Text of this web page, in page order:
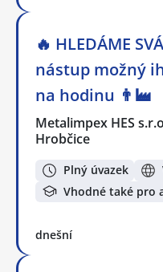
🔥 HLEDÁME
nástup možný
na hodinu 👨‍🏭
Metalimpex HES
Hrobčice
Plný úvazek
Vhodné také pro
dnešní